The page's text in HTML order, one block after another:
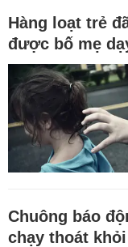
Hàng loạt trẻ
được bố mẹ
Chuông báo
chạy thoát